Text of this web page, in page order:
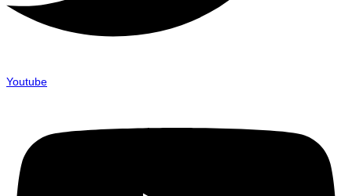
Youtube